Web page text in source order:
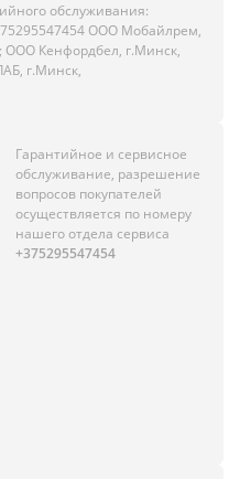
обслуживания:
ООО Мобайлрем,
ООО Кенфордбел, г.Минск,
г.Минск,
Гарантийное и сервисное
обслуживание, разрешение
вопросов покупателей
осуществляется по номеру
нашего отдела сервиса
+375295547454